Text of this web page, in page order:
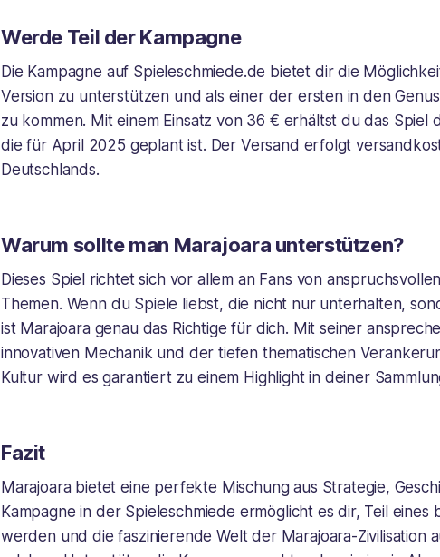
Werde Teil der Kampagne
Die Kampagne auf Spieleschmiede.de bietet dir die
Version zu unterstützen und als einer der ersten in den
zu kommen. Mit einem Einsatz von 36 € erhältst du das
die für April 2025 geplant ist. Der Versand erfolgt
Deutschlands.
Warum sollte man Marajoara unterstützen?
Dieses Spiel richtet sich vor allem an Fans von
Themen. Wenn du Spiele liebst, die nicht nur unterhalten,
ist Marajoaragenau das Richtige für dich. Mit seiner
innovativen Mechanik und der tiefen thematischen
Kultur wird es garantiert zu einem Highlight in deiner
Fazit
Marajoarabietet eine perfekte Mischung aus Strategie,
Kampagne in der Spieleschmiede ermöglicht es dir, Teil
werden und die faszinierende Welt der Marajoara-Zivilisation